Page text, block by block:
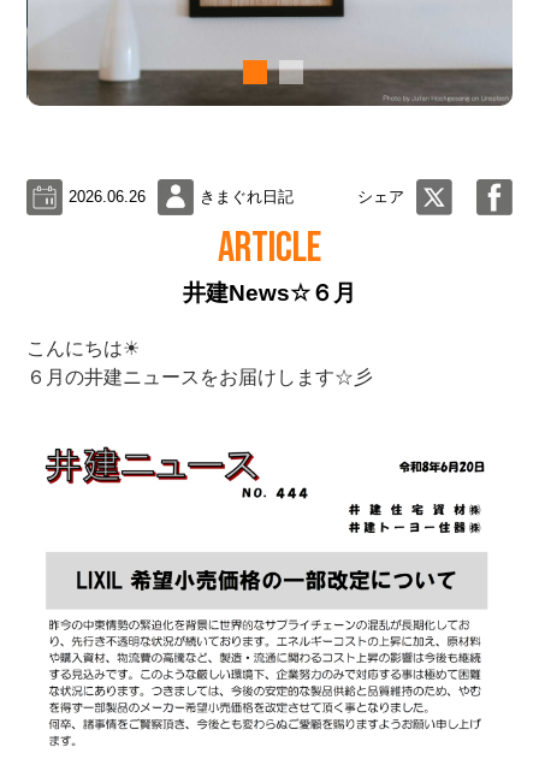
2026.06.26 きまぐれ日記 シェア
ARTICLE
井建News☆６月